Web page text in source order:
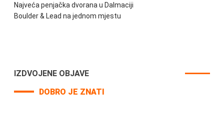
Najveća penjačka dvorana u Dalmaciji
Boulder & Lead na jednom mjestu
IZDVOJENE OBJAVE
DOBRO JE ZNATI